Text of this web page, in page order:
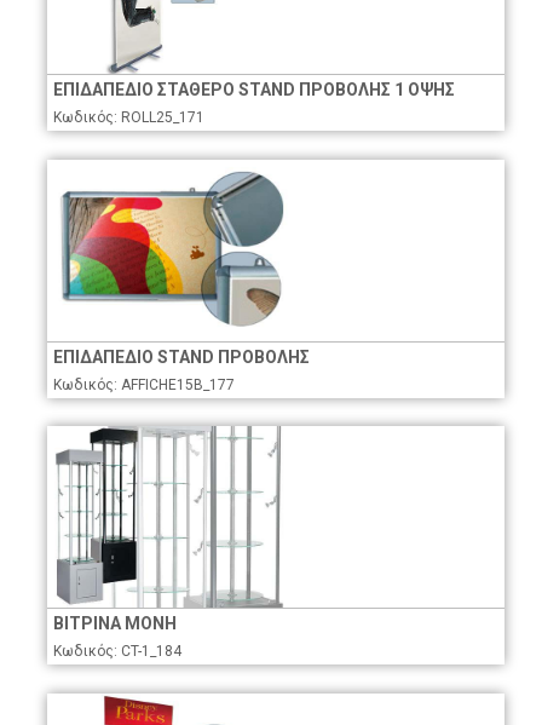
ΕΠΙΔΑΠΕΔΙΟ ΣΤΑΘΕΡΟ STAND ΠΡΟΒΟΛΗΣ 1 ΟΨΗΣ
Κωδικός: ROLL25_171
ΕΠΙΔΑΠΕΔΙΟ STAND ΠΡΟΒΟΛΗΣ
Κωδικός: AFFICHE15B_177
ΒΙΤΡΙΝΑ ΜΟΝΗ
Κωδικός: CT-1_184